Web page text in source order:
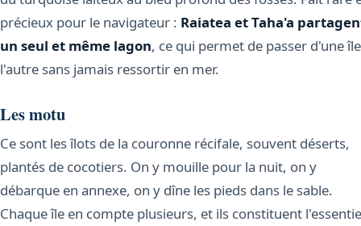
précieux pour le navigateur : Raiatea et Taha'a
un seul et même lagon, ce qui permet de passer d'une
l'autre sans jamais ressortir en mer.
Les motu
Ce sont les îlots de la couronne récifale, souvent déserts,
plantés de cocotiers. On y mouille pour la nuit, on y
débarque en annexe, on y dîne les pieds dans le sable.
Chaque île en compte plusieurs, et ils constituent